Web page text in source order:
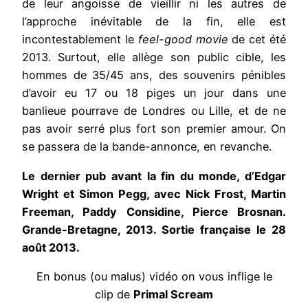
de leur angoisse de vieillir ni les autres de
l’approche inévitable de la fin, elle est
incontestablement le feel-good movie de cet été
2013. Surtout, elle allège son public cible, les
hommes de 35/45 ans, des souvenirs pénibles
d’avoir eu 17 ou 18 piges un jour dans une
banlieue pourrave de Londres ou Lille, et de ne
pas avoir serré plus fort son premier amour. On
se passera de la bande-annonce, en revanche.
Le dernier pub avant la fin du monde, d’Edgar
Wright et Simon Pegg, avec Nick Frost, Martin
Freeman, Paddy Considine, Pierce Brosnan.
Grande-Bretagne, 2013. Sortie française le 28
août 2013.
En bonus (ou malus) vidéo on vous inflige le
clip de Primal Scream